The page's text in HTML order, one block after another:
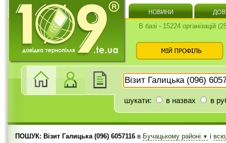
В базі - 15224 організацій
шукати: в назвах в
ПОШУК: Візит Галицька (096) 6057116 в Бучацькому районі ▼ і